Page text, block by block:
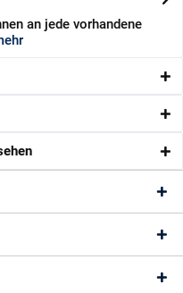
an jede vorhandene